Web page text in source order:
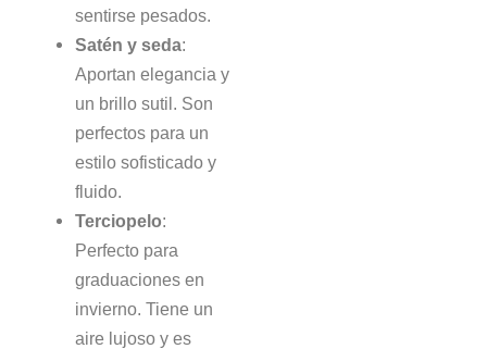
sentirse pesados.
Satén y seda:
Aportan elegancia y
un brillo sutil. Son
perfectos para un
estilo sofisticado y
fluido.
Terciopelo:
Perfecto para
graduaciones en
invierno. Tiene un
aire lujoso y es